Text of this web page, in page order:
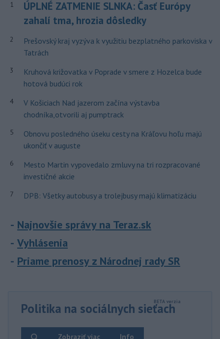
1
ÚPLNÉ ZATMENIE SLNKA: Časť Európy
zahalí tma, hrozia dôsledky
2
Prešovský kraj vyzýva k využitiu bezplatného parkoviska v
Tatrách
3
Kruhová križovatka v Poprade v smere z Hozelca bude
hotová budúci rok
4
V Košiciach Nad jazerom začína výstavba
chodníka,otvorili aj pumptrack
5
Obnovu posledného úseku cesty na Kráľovu hoľu majú
ukončiť v auguste
6
Mesto Martin vypovedalo zmluvy na tri rozpracované
investičné akcie
7 DPB: Všetky autobusy a trolejbusy majú klimatizáciu
Najnovšie správy na Teraz.sk
Vyhlásenia
Priame prenosy z Národnej rady SR
Politika na sociálnych sieťach
Info
Zobraziť viac